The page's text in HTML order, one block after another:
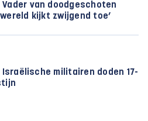
Vader van doodgeschoten
wereld kijkt zwijgend toe’
Israëlische militairen doden 17-